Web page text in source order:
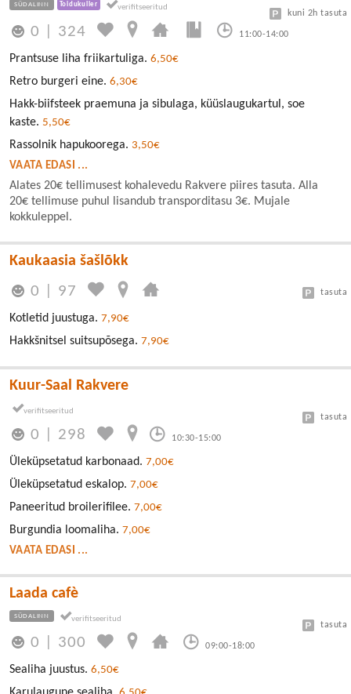
SÜDALINN Toidukuller
0 324 11:00-14:00
kuni 2h tasuta
Prantsuse liha friikartuliga. 6,50€
Retro burgeri eine. 6,30€
Hakk-biifsteek praemuna ja sibulaga, küüslaugukartul, soe
kaste. 5,50€
Rassolnik hapukoorega. 3,50€
VAATA EDASI ...
Alates 20€ tellimusest kohalevedu Rakvere piires tasuta. Alla
20€ tellimuse puhul lisandub transporditasu 3€. Mujale
kokkuleppel.
Kaukaasia šašlõkk
0 97 tasuta
Kotletid juustuga. 7,90€
Hakkšnitsel suitsupõsega. 7,90€
Kuur-Saal Rakvere
0 298 10:30-15:00
tasuta
Üleküpsetatud karbonaad. 7,00€
Üleküpsetatud eskalop. 7,00€
Paneeritud broilerifilee. 7,00€
Burgundia loomaliha. 7,00€
VAATA EDASI ...
Laada cafè
SÜDALINN
0 300 09:00-18:00
tasuta
Sealiha juustus. 6,50€